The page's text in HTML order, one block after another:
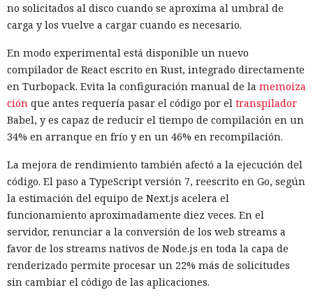
no solicitados al disco cuando se aproxima al umbral de
carga y los vuelve a cargar cuando es necesario.
En modo experimental está disponible un nuevo
compilador de React escrito en Rust, integrado directamente
en Turbopack. Evita la configuración manual de la memoiza
ción que antes requería pasar el código por el transpilador
Babel, y es capaz de reducir el tiempo de compilación en un
34% en arranque en frío y en un 46% en recompilación.
La mejora de rendimiento también afectó a la ejecución del
código. El paso a TypeScript versión 7, reescrito en Go, según
la estimación del equipo de Next.js acelera el
funcionamiento aproximadamente diez veces. En el
servidor, renunciar a la conversión de los web streams a
favor de los streams nativos de Node.js en toda la capa de
renderizado permite procesar un 22% más de solicitudes
sin cambiar el código de las aplicaciones.
Las bases de datos suelen percibirse como un almacén de
información, no como una herramienta para el hacking,
pero los atacantes encontraron la forma de convertir Oracle
Database en una plataforma de ataque. La empresa
Huntressdetectó un casoen el que los piratas informáticos
instalaron el conjunto de herramientas de postexplotación
khunt directamente dentro de la base de datos Oracle, que
se utilizó para acceder a la red corporativa.
El incidente se registró el 27 de julio de este año, cuando la
plataforma Huntress detectó el robo de credenciales en un
servidor con Oracle. Los registros de Apache mostraron que
el acceso se obtuvo a través de una función de búsqueda
vulnerable de una aplicación Java pública en Apache
Tomcat. La función de autocompletar en la búsqueda no